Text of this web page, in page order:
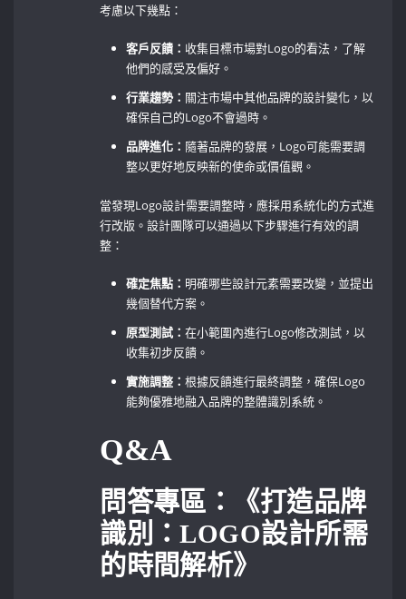
考慮以下幾點：
客戶反饋： 收集目標市場對Logo的看法，了解
他們的感受及偏好。
行業趨勢： 關注市場中其他品牌的設計變化，以
確保自己的Logo不會過時。
品牌進化： 隨著品牌的發展，Logo可能需要調
整以更好地反映新的使命或價值觀。
當發現Logo設計需要調整時，應採用系統化的方式進
行改版。設計團隊可以通過以下步驟進行有效的調
整：
確定焦點： 明確哪些設計元素需要改變，並提出
幾個替代方案。
原型測試：在小範圍內進行Logo修改測試，以
收集初步反饋。
實施調整：根據反饋進行最終調整，確保Logo
能夠優雅地融入品牌的整體識別系統。
Q&A
問答專區：《打造品牌
識別：LOGO設計所需
的時間解析》